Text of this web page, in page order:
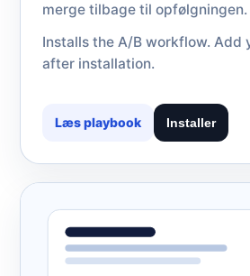
merge tilbage til opfølgningen.
Installs the A/B workflow. Add
after installation.
Læs playbook Installer